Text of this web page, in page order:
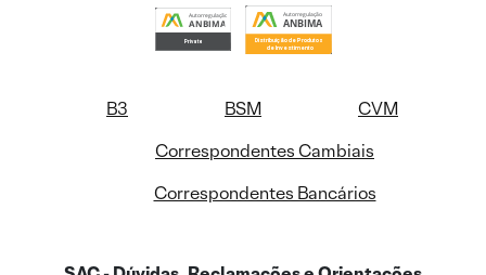
B3 BSM
CVM
Correspondentes Cambiais
Correspondentes Bancários